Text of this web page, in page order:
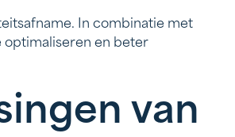
In combinatie met
optimaliseren en beter
van